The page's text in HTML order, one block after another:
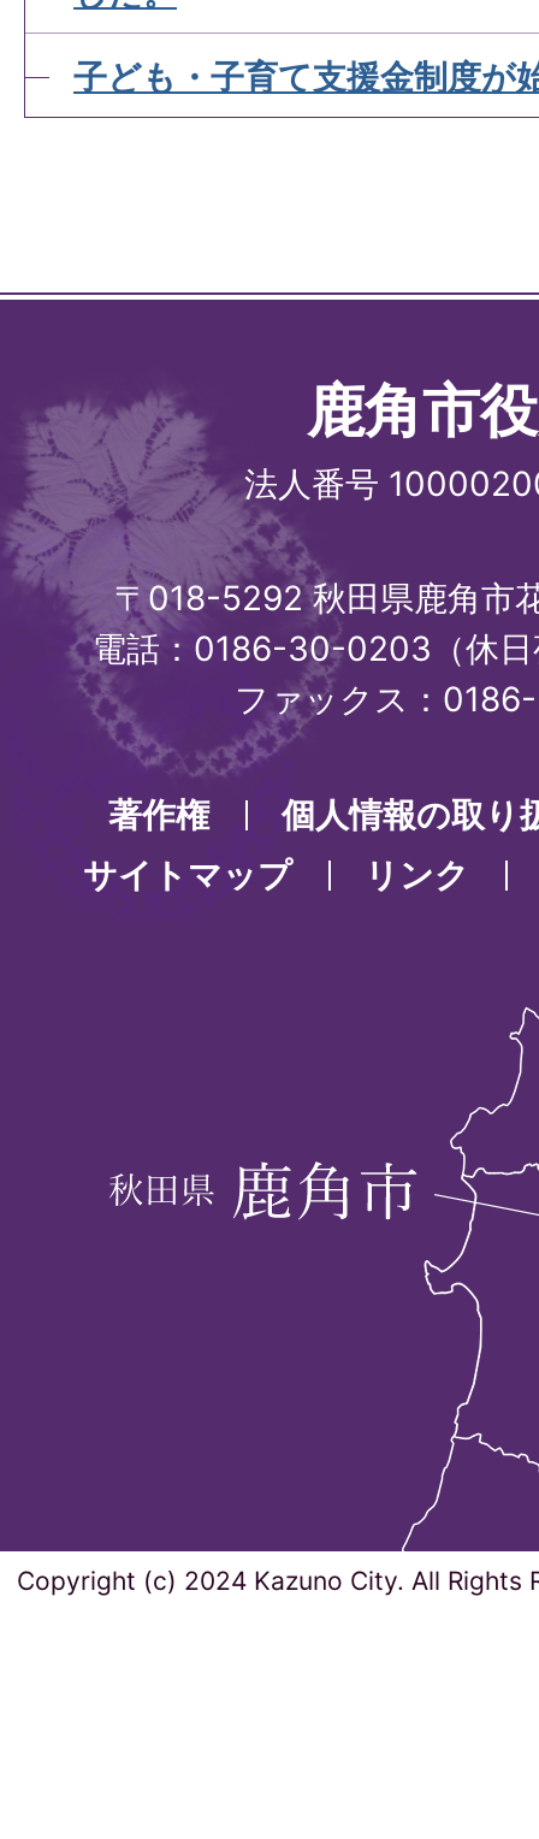
子ども・子育て支援金制度が
鹿角市
法人番号
〒018-5292 秋田県鹿角市
電話：0186-30-0203（休
ファックス：
著作権
個人情報の取り
サイトマップ
リンク
Copyright (c) 2024 Kazuno City. All Rights